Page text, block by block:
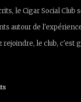
le Cigar Social Club
autour de
rejoindre, le club, c'est